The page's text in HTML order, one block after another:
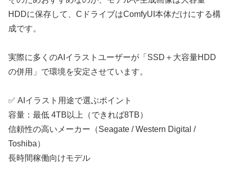
HDDに保存して、CドライブはComfyUI本体だけにする構
成です。
実際に多くのAIイラストユーザーが「SSD＋大容量HDD
の併用」で環境を安定させています。
✅ AIイラスト用途で選ぶポイント
容量：最低 4TB以上（できれば8TB）
信頼性の高いメーカー（Seagate / Western Digital /
Toshiba）
長時間稼働向けモデル